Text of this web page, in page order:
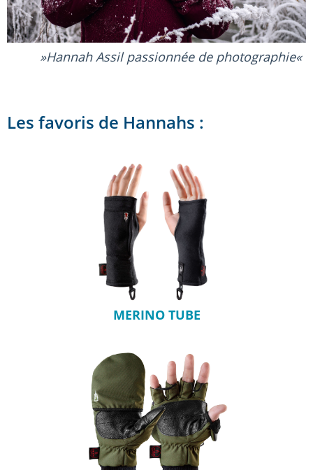
Hannah Assil passionnée de photographie
Les favoris de Hannahs :
MERINO TUBE